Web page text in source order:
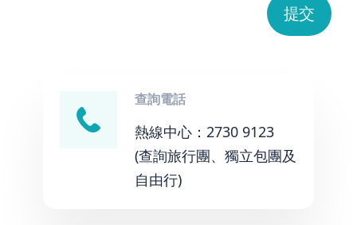
提交
查詢電話
熱線中心：2730 9123
(查詢旅行團、獨立包團及
自由行)